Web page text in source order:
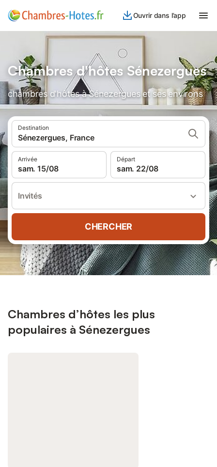
Ouvrir dans l’app
Chambres d'hôtes Sénezergues
chambres d'hôtes à Sénezergues et ses environs
Destination
Sénezergues, France
Arrivée
sam. 15/08
Départ
sam. 22/08
Invités
CHERCHER
Chambres d’hôtes les plus
populaires à Sénezergues